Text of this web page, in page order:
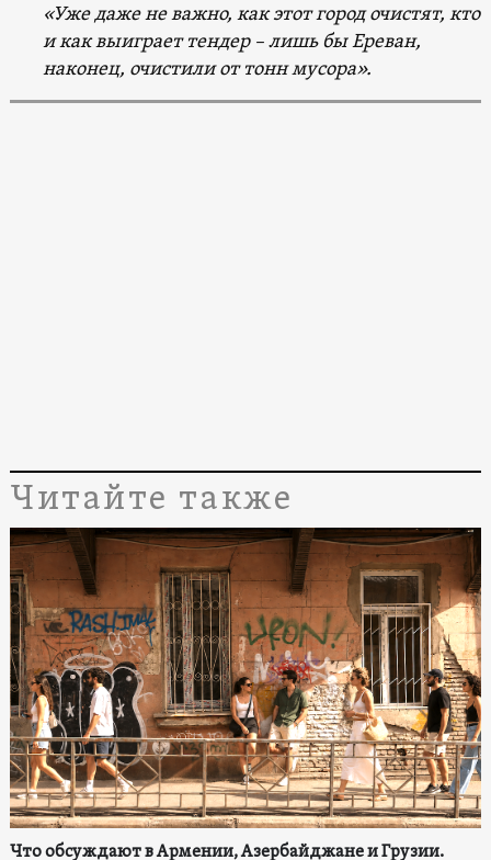
«Уже даже не важно, как этот город очистят, кто
и как выиграет тендер – лишь бы Ереван,
наконец, очистили от тонн мусора».
Читайте также
Что обсуждают в Армении, Азербайджане и Грузии.